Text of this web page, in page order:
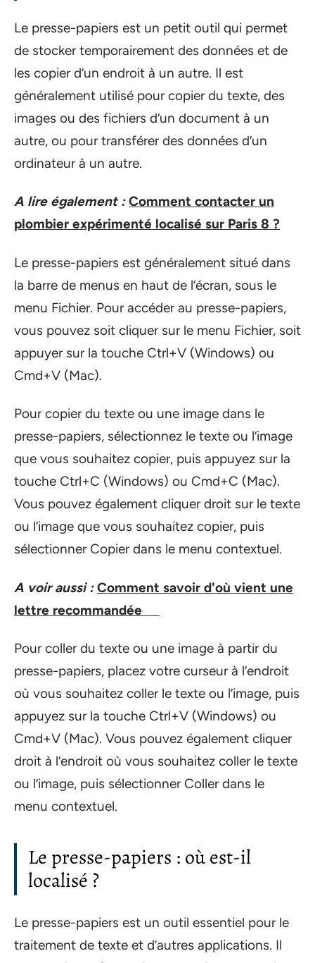
Le presse-papiers est un petit outil qui permet
de stocker temporairement des données et de
les copier d’un endroit à un autre. Il est
généralement utilisé pour copier du texte, des
images ou des fichiers d’un document à un
autre, ou pour transférer des données d’un
ordinateur à un autre.
A lire également : Comment contacter un
plombier expérimenté localisé sur Paris 8 ?
Le presse-papiers est généralement situé dans
la barre de menus en haut de l’écran, sous le
menu Fichier. Pour accéder au presse-papiers,
vous pouvez soit cliquer sur le menu Fichier, soit
appuyer sur la touche Ctrl+V (Windows) ou
Cmd+V (Mac).
Pour copier du texte ou une image dans le
presse-papiers, sélectionnez le texte ou l’image
que vous souhaitez copier, puis appuyez sur la
touche Ctrl+C (Windows) ou Cmd+C (Mac).
Vous pouvez également cliquer droit sur le texte
ou l’image que vous souhaitez copier, puis
sélectionner Copier dans le menu contextuel.
A voir aussi : Comment savoir d'où vient une
lettre recommandée
Pour coller du texte ou une image à partir du
presse-papiers, placez votre curseur à l’endroit
où vous souhaitez coller le texte ou l’image, puis
appuyez sur la touche Ctrl+V (Windows) ou
Cmd+V (Mac). Vous pouvez également cliquer
droit à l’endroit où vous souhaitez coller le texte
ou l’image, puis sélectionner Coller dans le
menu contextuel.
Le presse-papiers : où est-il
localisé ?
Le presse-papiers est un outil essentiel pour le
traitement de texte et d’autres applications. Il